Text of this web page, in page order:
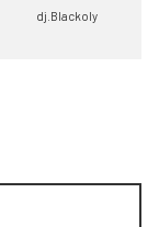
dj.Blackoly